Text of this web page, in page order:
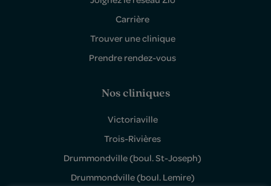
Carrière
Trouver une clinique
Prendre rendez-vous
Nos cliniques
Victoriaville
Trois-Rivières
Drummondville (boul. St-Joseph)
Drummondville (boul. Lemire)